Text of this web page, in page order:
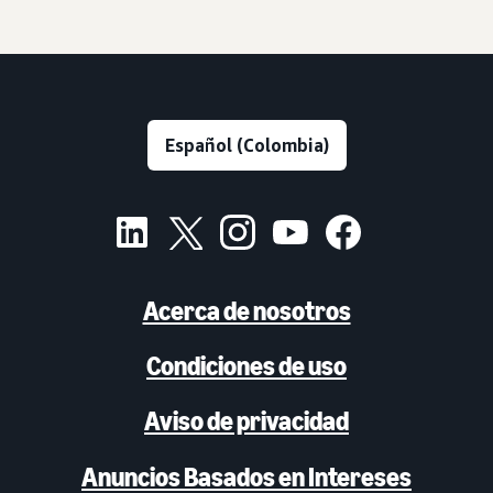
Acerca de nosotros
Condiciones de uso
Aviso de privacidad
Anuncios Basados en Intereses